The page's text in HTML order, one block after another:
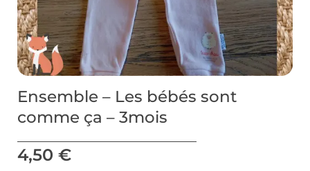
Ensemble – Les bébés sont
comme ça – 3mois
4,50 €